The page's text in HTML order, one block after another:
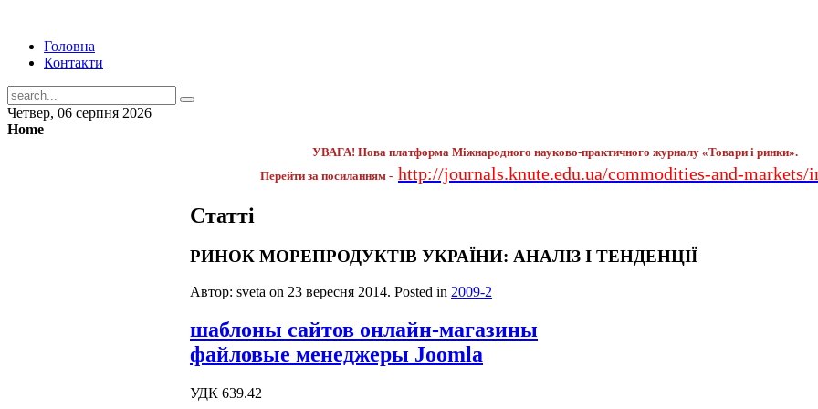
Головна
Контакти
Четвер, 06 серпня 2026
Home
УВАГА! Нова платформа Міжнародного науково-практичного журналу «Товари і ринки».
Перейти за посиланням - http://journals.knute.edu.ua/commodities-and-markets/
Статті
РИНОК МОРЕПРОДУКТІВ УКРАЇНИ: АНАЛІЗ І ТЕНДЕНЦІЇ
Автор: sveta on 23 вересня 2014. Posted in 2009-2
шаблоны сайтов онлайн-магазины
файловые менеджеры Joomla
УДК 639.42